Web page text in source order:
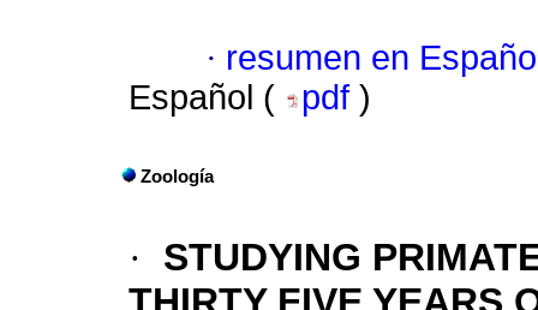
· resumen en
Español (
pdf )
Zoología
·
STUDYING